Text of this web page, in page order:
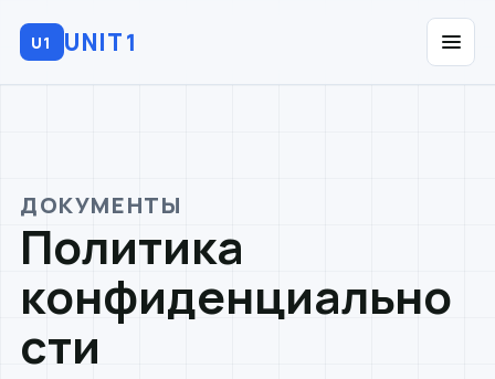
U1 UNIT1
ДОКУМЕНТЫ
Политика
конфиденциально
сти